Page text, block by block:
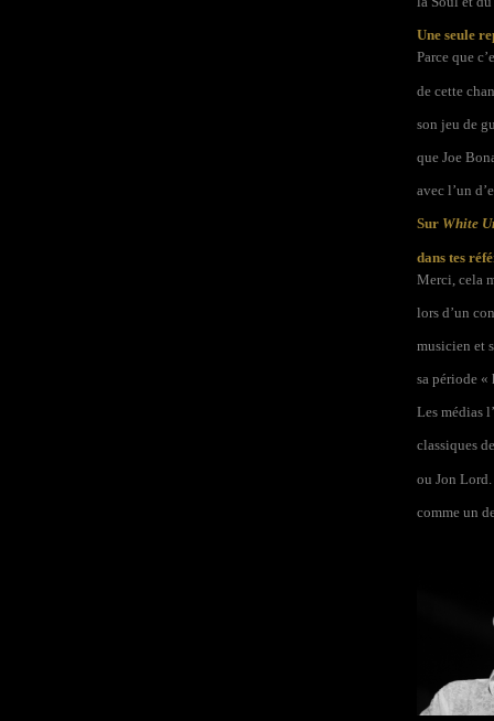
Une seule
Parce que
de cette
son jeu de
que Joe
avec l’un
Sur White
dans tes
Merci, cela
lors d’un
musicien et
sa période «
Les médias
classiques
ou Jon Lord.
comme un